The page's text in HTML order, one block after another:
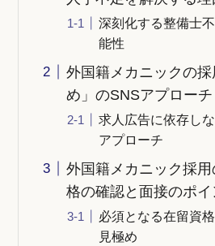
深刻化する整備士
能性
外国籍メカニックの
め」のSNSアプローチ
求人広告に依存し
アプローチ
外国籍メカニック採
格の確認と面接のポイ
必須となる在留資
見極め